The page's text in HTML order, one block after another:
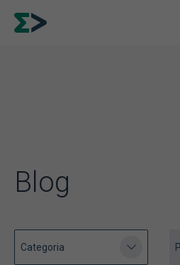
Blog